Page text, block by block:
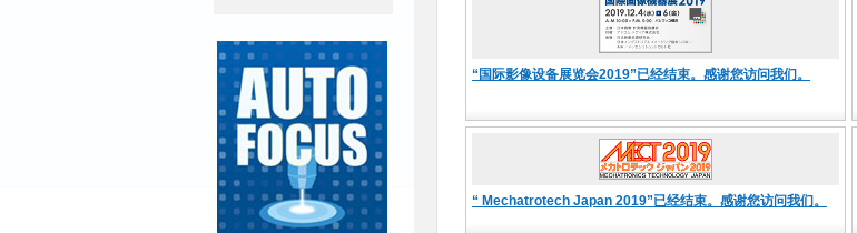
“国际影像设备展览会2019”已经结束。感谢您访问我们。
“ Mechatrotech Japan 2019”已经结束。感谢您访问我们。